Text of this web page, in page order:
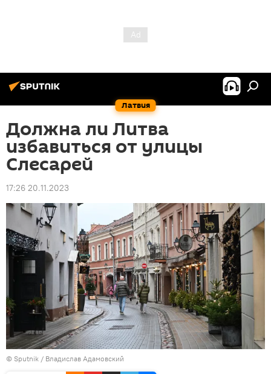
Латвия
Должна ли Литва
избавиться от улицы
Слесарей
17:26 20.11.2023
© Sputnik / Владислав Адамовский